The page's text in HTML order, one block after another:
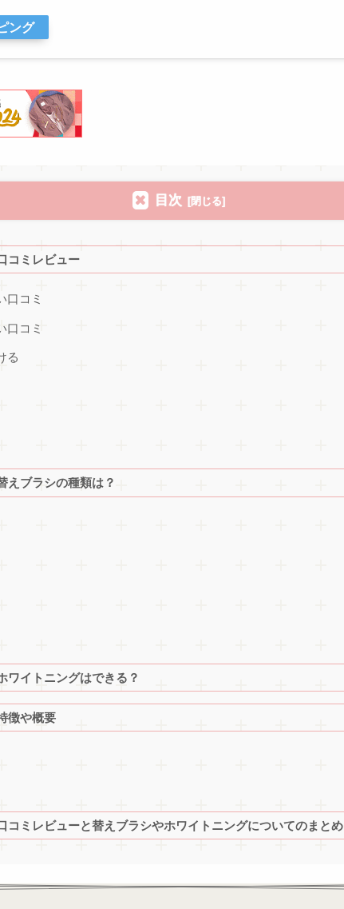
ング
目次
コミレビュー
口コミ
口コミ
る
えブラシの種類は？
ワイトニングはできる？
徴や概要
コミレビューと替えブラシやホワイトニングについてのまとめ